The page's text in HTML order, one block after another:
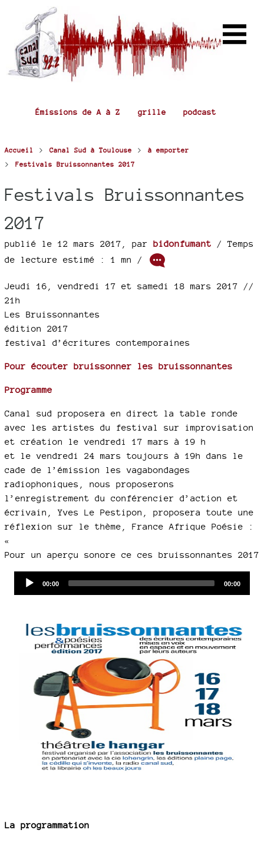
Émissions de A à Z grille podcast
Accueil > Canal Sud à Toulouse > à emporter
> Festivals Bruissonnantes 2017
Festivals Bruissonnantes
2017
publié le 12 mars 2017 par bidonfumant / Temps
de lecture estimé : 1 mn /
Jeudi 16, vendredi 17 et samedi 18 mars 2017 //
21h
Les Bruissonnantes
édition 2017
festival d’écritures contemporaines
Pour écouter bruissonner les bruissonnantes
Programme
Canal sud proposera en direct la table ronde
avec les artistes du festival sur improvisation
et création le vendredi 17 mars à 19 h
et le vendredi 24 mars toujours à 19h dans le
cade de l’émission les vagabondages
radiophoniques, nous proposerons
l’enregistrement du conférencier d’action et
écrivain, Yves Le Pestipon, proposera toute une
réflexion sur le thème, France Afrique Poésie :
«
Pour un aperçu sonore ce ces bruissonnantes 2017
Current
00:00
Total
00:00
La programmation